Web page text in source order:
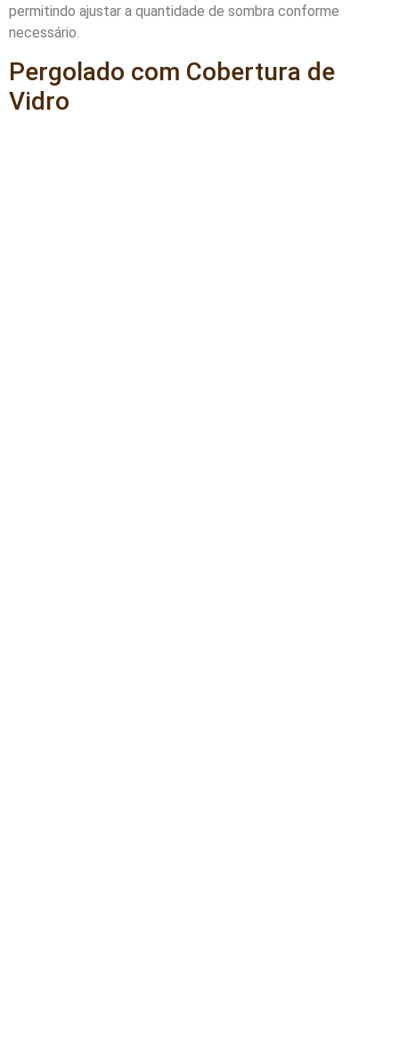
permitindo ajustar a quantidade de sombra conforme
necessário.
Pergolado com Cobertura de
Vidro